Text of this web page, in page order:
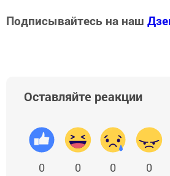
Подписывайтесь на наш
Оставляйте реакции
0 0 0 0